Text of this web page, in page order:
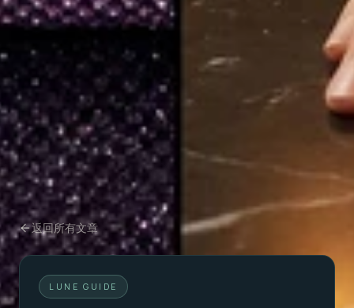
返回所有文章
LUNE GUIDE